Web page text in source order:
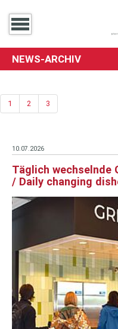
NEWS-ARCHIV
1 2 3
10.07.2026
Täglich wechselnde
/ Daily changing